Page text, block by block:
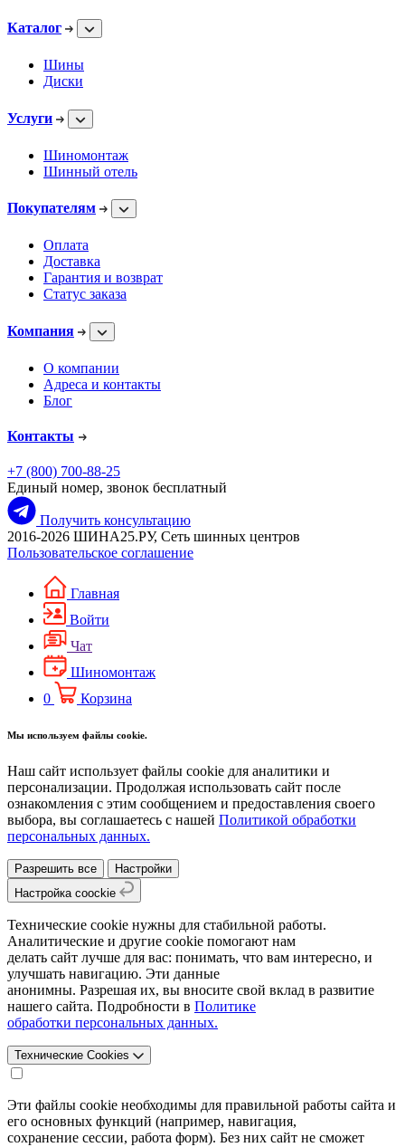
Каталог
Шины
Диски
Услуги
Шиномонтаж
Шинный отель
Покупателям
Оплата
Доставка
Гарантия и возврат
Статус заказа
Компания
О компании
Адреса и контакты
Блог
Контакты
+7 (800) 700-88-25
Единый номер, звонок бесплатный
Получить консультацию
2016-2026 ШИНА25.РУ, Сеть шинных центров
Пользовательское соглашение
Главная
Войти
Чат
Шиномонтаж
0
Корзина
Мы используем файлы cookie.
Наш сайт использует файлы cookie для аналитики и
персонализации. Продолжая использовать сайт после
ознакомления с этим сообщением и предоставления своего
выбора, вы соглашаетесь с нашей Политикой обработки
персональных данных.
Разрешить все
Настройки
Настройка coockie
Технические cookie нужны для стабильной работы.
Аналитические и другие cookie помогают нам
делать сайт лучше для вас: понимать, что вам интересно, и
улучшать навигацию. Эти данные
анонимны. Разрешая их, вы вносите свой вклад в развитие
нашего сайта. Подробности в Политике
обработки персональных данных.
Технические Cookies
Эти файлы cookie необходимы для правильной работы сайта и
его основных функций (например, навигация,
сохранение сессии, работа форм). Без них сайт не сможет